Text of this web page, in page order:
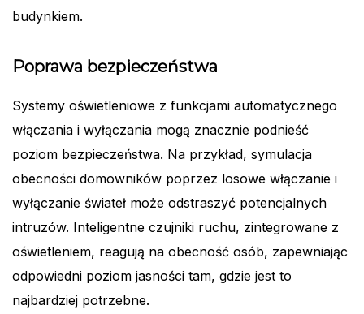
budynkiem.
Poprawa bezpieczeństwa
Systemy oświetleniowe z funkcjami automatycznego
włączania i wyłączania mogą znacznie podnieść
poziom bezpieczeństwa. Na przykład, symulacja
obecności domowników poprzez losowe włączanie i
wyłączanie świateł może odstraszyć potencjalnych
intruzów. Inteligentne czujniki ruchu, zintegrowane z
oświetleniem, reagują na obecność osób, zapewniając
odpowiedni poziom jasności tam, gdzie jest to
najbardziej potrzebne.